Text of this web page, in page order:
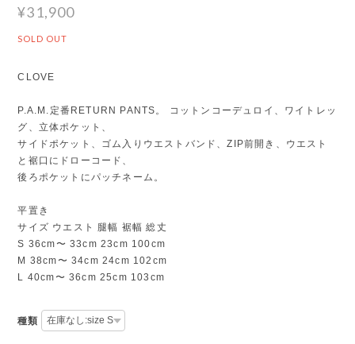
¥31,900
SOLD OUT
CLOVE
P.A.M.定番RETURN PANTS。 コットンコーデュロイ、ワイトレッ
グ、立体ポケット、
サイドポケット、ゴム入りウエストバンド、ZIP前開き、ウエスト
と裾口にドローコード、
後ろポケットにパッチネーム。
平置き
サイズ ウエスト 腿幅 裾幅 総丈
S 36cm〜 33cm 23cm 100cm
M 38cm〜 34cm 24cm 102cm
L 40cm〜 36cm 25cm 103cm
種類